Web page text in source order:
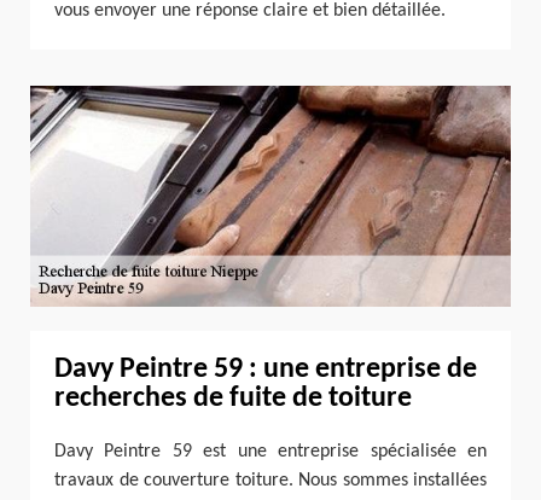
vous envoyer une réponse claire et bien détaillée.
Davy Peintre 59 : une entreprise de
recherches de fuite de toiture
Davy Peintre 59 est une entreprise spécialisée en
travaux de couverture toiture. Nous sommes installées